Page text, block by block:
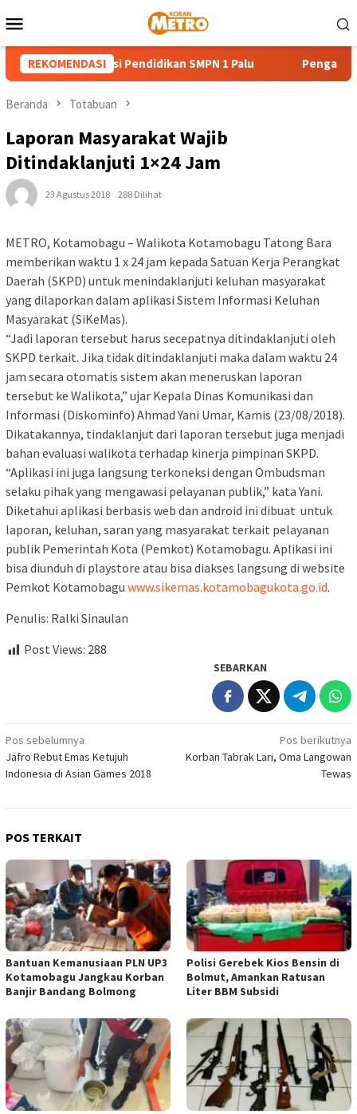
ke
Mobile
REKOMENDASI
Digitalisasi Pendidikan SMPN 1 Palu
Beranda Totabuan
Laporan Masyarakat Wajib
Ditindaklanjuti 1×24 Jam
23 Agustus 2018 288 Dilihat
METRO, Kotamobagu – Walikota Kotamobagu Tatong Bara
memberikan waktu 1 x 24 jam kepada Satuan Kerja Perangkat
Daerah (SKPD) untuk menindaklanjuti keluhan masyarakat
yang dilaporkan dalam aplikasi Sistem Informasi Keluhan
Masyarakat (SiKeMas).
“Jadi laporan tersebut harus secepatnya ditindaklanjuti oleh
SKPD terkait. Jika tidak ditindaklanjuti maka dalam waktu 24
jam secara otomatis sistem akan meneruskan laporan
tersebut ke Walikota,” ujar Kepala Dinas Komunikasi dan
Informasi (Diskominfo) Ahmad Yani Umar, Kamis (23/08/2018).
Dikatakannya, tindaklanjut dari laporan tersebut juga menjadi
bahan evaluasi walikota terhadap kinerja pimpinan SKPD.
“Aplikasi ini juga langsung terkoneksi dengan Ombudsman
selaku pihak yang mengawasi pelayanan publik,” kata Yani.
Diketahui aplikasi berbasis web dan android ini dibuat untuk
laporan, keluhan, saran yang masyarakat terkait pelayanan
publik Pemerintah Kota (Pemkot) Kotamobagu. Aplikasi ini
bisa diunduh di playstore atau bisa diakses langsung di website
Pemkot Kotamobagu www.sikemas.kotamobagukota.go.id.
Penulis: Ralki Sinaulan
Post Views: 288
SEBARKAN
Navigasi
pos
Pos sebelumnya
Jafro Rebut Emas Ketujuh
Indonesia di Asian Games 2018
Pos berikutnya
Korban Tabrak Lari, Oma Langowan
Tewas
POS TERKAIT
Bantuan Kemanusiaan PLN UP3
Kotamobagu Jangkau Korban
Banjir Bandang Bolmong
Polisi Gerebek Kios Bensin di
Bolmut, Amankan Ratusan
Liter BBM Subsidi